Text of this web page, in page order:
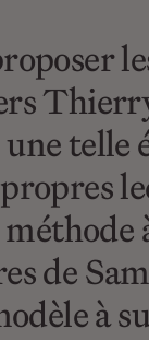
telle
de
à